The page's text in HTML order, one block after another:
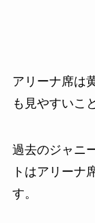
アリーナ席は
も見やすいこ
過去のジャニ
トはアリーナ
す。